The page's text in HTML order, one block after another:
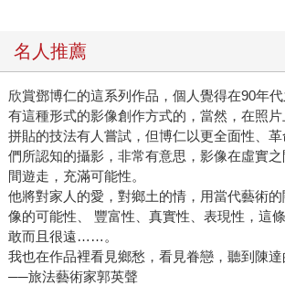
名人推薦
欣賞鄧博仁的這系列作品，個人覺得在90年
有這種形式的影像創作方式的，當然，在照
拼貼的技法有人嘗試，但博仁以更全面性、
們所認知的攝影，非常有意思，影像在虛實
間遊走，充滿可能性。
他將對家人的愛，對鄉土的情，用當代藝術
像的可能性、 豐富性、真實性、表現性，這
敢而且很遠……。
我也在作品裡看見鄉愁，看見眷戀，聽到陳
──旅法藝術家郭英聲